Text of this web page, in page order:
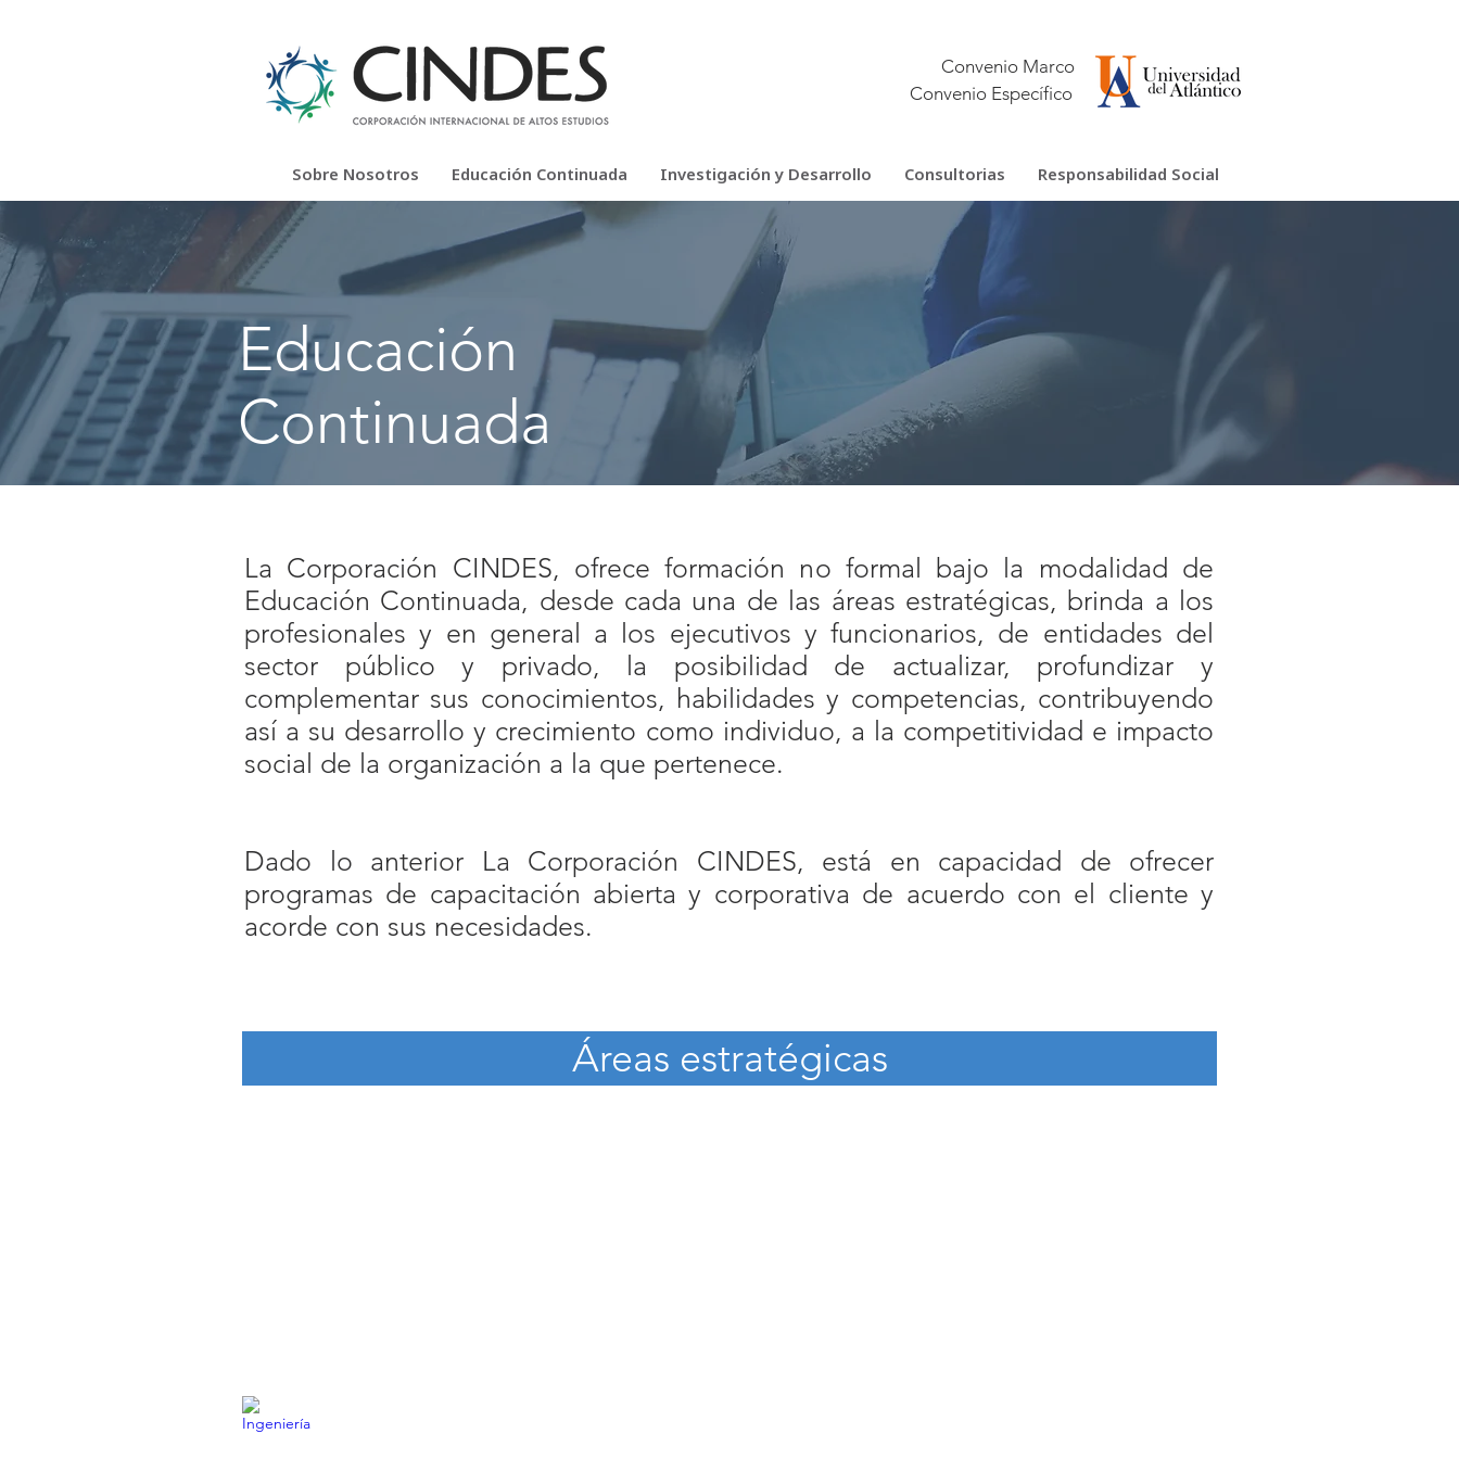
Sobre Nosotros Educación Continuada Investigación y Desarrollo Consultorias Responsabilidad Social
Convenio Marco
Convenio Específico
Educación
Continuada
La Corporación CINDES, ofrece formación no formal bajo la modalidad de
Educación Continuada, desde cada una de las áreas estratégicas, brinda a los
profesionales y en general a los ejecutivos y funcionarios, de entidades del
sector público y privado, la posibilidad de actualizar, profundizar y
complementar sus conocimientos, habilidades y competencias, contribuyendo
así a su desarrollo y crecimiento como individuo, a la competitividad e impacto
social de la organización a la que pertenece.
Dado lo anterior La Corporación CINDES, está en capacidad de ofrecer
programas de capacitación abierta y corporativa de acuerdo con el cliente y
acorde con sus necesidades.
​Áreas estratégicas
Ingeniería